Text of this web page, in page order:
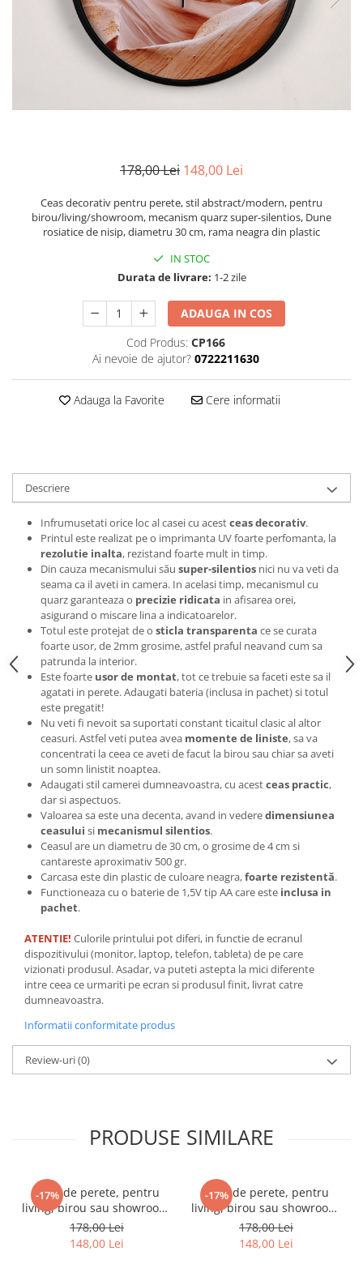
Zodia Fecioara
Zodia Gemeni
Zodia Taur
Tricou personalizat cu imaginea
sau textul tau
Tricouri familie
Tricouri drumetii
Tricouri pescari
Tricouri gameri
Tricouri music is life
Tricouri sporturi de iarna
Halloween
Tricouri aniversare
Tricouri cadou 20 ani
Tricouri cadou 30 ani
Tricouri cadou 40 ani
Tricouri cadou 50 ani
Tricouri cadou 60 ani
Tricouri motociclisti
Tricouri motociclisti
Tricouri enduro
Tricouri offroad
Tricouri biciclisti
Tricouri biciclisti
Tricouri biciclisti MTB
Tricouri biciclisti BMX
Tricouri biciclisti downhill
Tricouri skateboard
Tricouri sport/fitness
Tricouri fitness/sala de forta
Tricouri yoga
Tablouri PVC
Tablouri PVC copii
178,00 Lei 148,00 Lei
Ceas decorativ pentru perete, stil abstract/modern, pentru
birou/living/showroom, mecanism quarz super-silentios, Dune
rosiatice de nisip, diametru 30 cm, rama neagra din plastic
IN STOC
Durata de livrare: 1-2 zile
ADAUGA IN COS
Cod Produs: CP166
Ai nevoie de ajutor? 0722211630
Adauga la Favorite Cere informatii
Descriere
Infrumusetati orice loc al casei cu acestceas decorativ.
Printul este realizat pe o imprimanta UV foarte perfomanta, la
rezolutie inalta, rezistand foarte mult in timp.
Din cauza mecanismului său super-silentios nici nu va veti da
seama ca il aveti in camera. In acelasi timp, mecanismul cu
quarz garanteaza o precizie ridicata in afisarea orei,
asigurand o miscare lina a indicatoarelor.
Totul este protejat de o sticla transparenta ce se curata
foarte usor, de 2mm grosime, astfel praful neavand cum sa
patrunda la interior.
Este foarte usor de montat, tot ce trebuie sa faceti este sa il
agatati in perete. Adaugati bateria (inclusa in pachet) si totul
este pregatit!
Nu veti fi nevoit sa suportati constant ticaitul clasic al altor
ceasuri. Astfel veti putea avea momente de liniste, sa va
concentrati la ceea ce aveti de facut la birou sau chiar sa aveti
un somn linistit noaptea.
Adaugati stil camerei dumneavoastra, cu acestceas practic,
dar si aspectuos.
Valoarea sa este una decenta, avand in vederedimensiunea
ceasului si mecanismul silentios.
Ceasul are un diametru de 30 cm, o grosime de 4 cm si
cantareste aproximativ 500 gr.
Carcasa este din plastic de culoare neagra,foarte rezistentă.
Functioneaza cu o baterie de 1,5V tip AA care este inclusa in
pachet.
ATENTIE! Culorile printului pot diferi, in functie de ecranul
dispozitivului (monitor, laptop, telefon, tableta) de pe care
vizionati produsul. Asadar, va puteti astepta la mici diferente
intre ceea ce urmariti pe ecran si produsul finit, livrat catre
dumneavoastra.
Informatii conformitate produs
Review-uri(0)
PRODUSE SIMILARE
-17%
Ceas de perete, pentru
living, birou sau showroom,
Triunghiuri curcubeu
178,00 Lei
148,00 Lei
-17%
Ceas de perete, pentru
living, birou sau showroom,
Fundal blurat in nuante de
violet
178,00 Lei
148,00 Lei